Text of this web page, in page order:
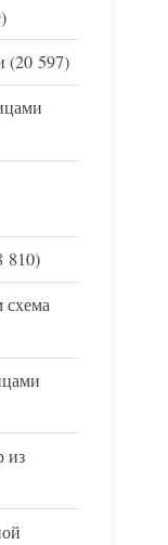
(20 597)
810)
схема
из